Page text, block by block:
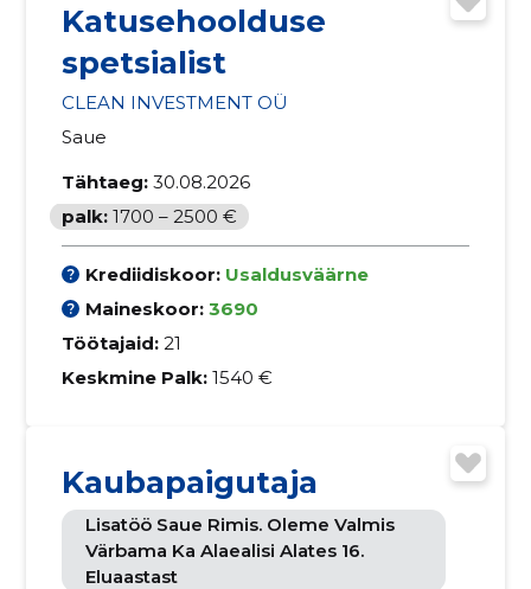
Katusehoolduse
spetsialist
CLEAN INVESTMENT OÜ
Saue
Tähtaeg: 30.08.2026
palk: 1700 – 2500 €
Krediidiskoor: Usaldusväärne
Maineskoor: 3690
Töötajaid: 21
Keskmine Palk: 1540 €
Kaubapaigutaja
Lisatöö Saue Rimis. Oleme Valmis
Värbama Ka Alaealisi Alates 16.
Eluaastast